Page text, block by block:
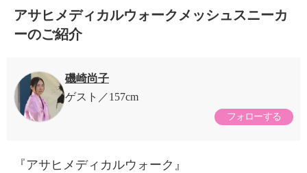
アサヒメディカルウォークメッシュスニーカ
ーのご紹介
磯崎尚子
ゲスト
157cm
フォローする
『アサヒメディカルウォーク』